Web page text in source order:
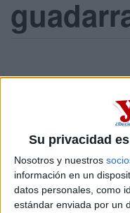
Su privacidad
Nosotros y nuestros
información en un
datos personales, como
estándar enviada por un
Rober_2.0
Hola buenas,
querría saber si alguien
para llegar en